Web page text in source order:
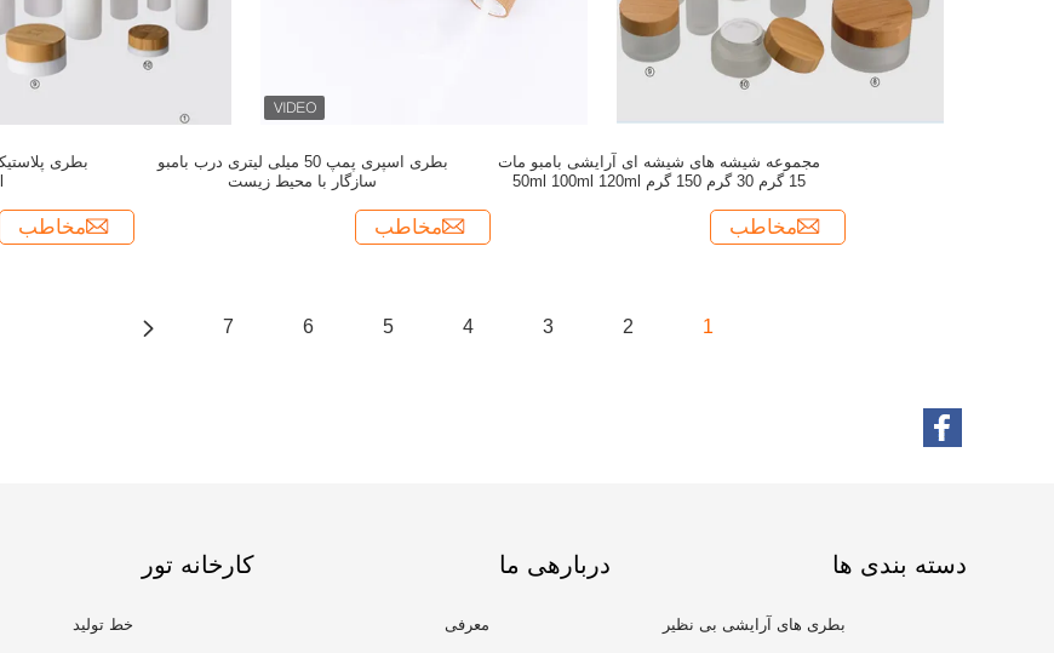
مخاطب
بطری اسپری پمپ 50 میلی لیتری درب بامبو
سازگار با محیط زیست
مخاطب
مجموعه شیشه های شیشه ای آرایشی بامبو مات
15 گرم 30 گرم 150 گرم 50ml 100ml 120ml
مخاطب
1
2
3
4
5
6
7
دسته بندی ها
بطری های آرایشی بی نظیر
دربارهی ما
معرفی
کارخانه تور
خط تولید